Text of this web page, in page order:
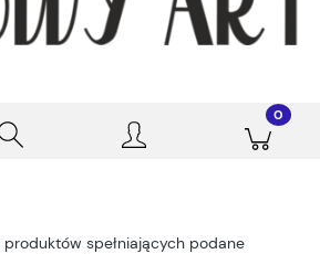
produktów spełniających podane